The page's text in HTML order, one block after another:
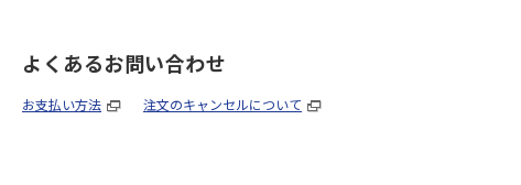
よくあるお問い合わせ
お支払い方法 注文のキャンセルについて